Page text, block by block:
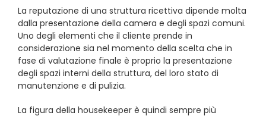
La reputazione di una struttura ricettiva dipende molta
dalla presentazione della camera e degli spazi comuni.
Uno degli elementi che il cliente prende in
considerazione sia nel momento della scelta che in
fase di valutazione finale è proprio la presentazione
degli spazi interni della struttura, del loro stato di
manutenzione e di pulizia.
La figura della housekeeper è quindi sempre più